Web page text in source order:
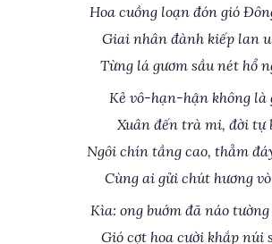
Hoa cuồng loạn đón gió
Giai nhân đành kiếp lan
Từng lá gươm sầu nét hổ
Kẻ vô-hạn-hận không là
Xuân đến trà mi, đời tự
Ngôi chín tầng cao, thẳm
Cùng ai gửi chút hương
Kìa: ong buớm đã náo
Gió cợt hoa cười khắp núi